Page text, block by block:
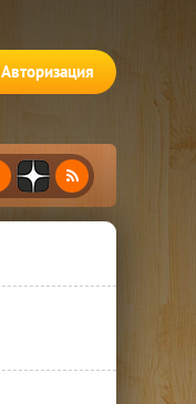
Авторизация